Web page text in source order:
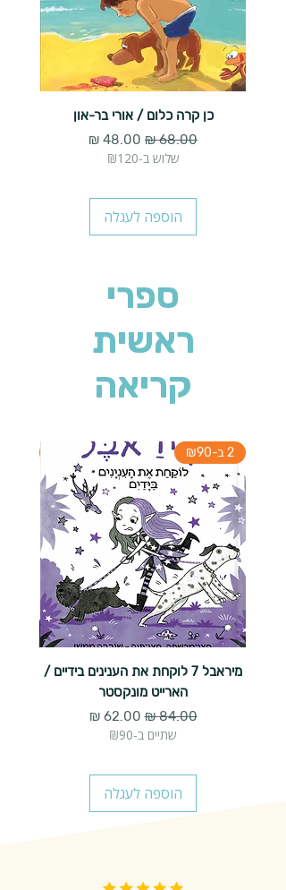
כן קרה כלום / אורי בר-און
מחיר רגיל מחיר מבצע
שלוש ב-₪120
הוספה לעגלה
ספרי
ראשית
קריאה
2 ב-₪90
מיראבל 7 לוקחת את הענינים בידיים /
הארייט מונקסטר
מחיר רגיל‏84.00 ‏₪ מחיר מבצע
שתיים ב-₪90
הוספה לעגלה